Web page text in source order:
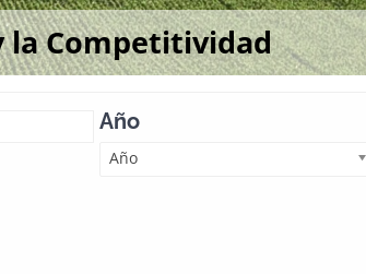
la Competitividad
Año
Año